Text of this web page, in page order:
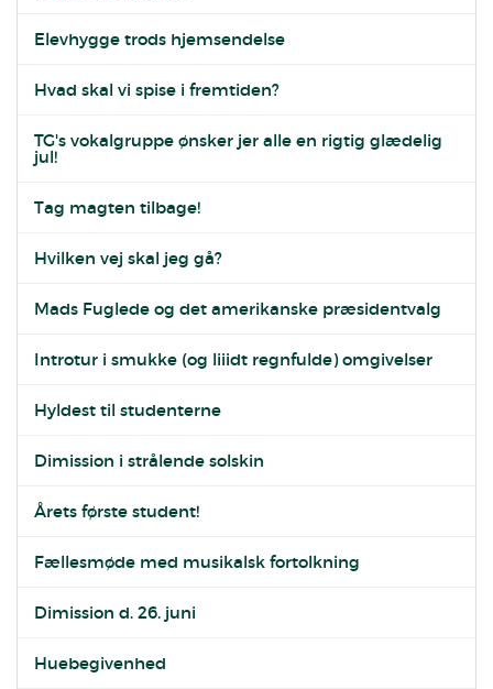
Elevhygge trods hjemsendelse
Hvad skal vi spise i fremtiden?
TG's vokalgruppe ønsker jer alle en rigtig glædelig
jul!
Tag magten tilbage!
Hvilken vej skal jeg gå?
Mads Fuglede og det amerikanske præsidentvalg
Introtur i smukke (og liiidt regnfulde) omgivelser
Hyldest til studenterne
Dimission i strålende solskin
Årets første student!
Fællesmøde med musikalsk fortolkning
Dimission d. 26. juni
Huebegivenhed